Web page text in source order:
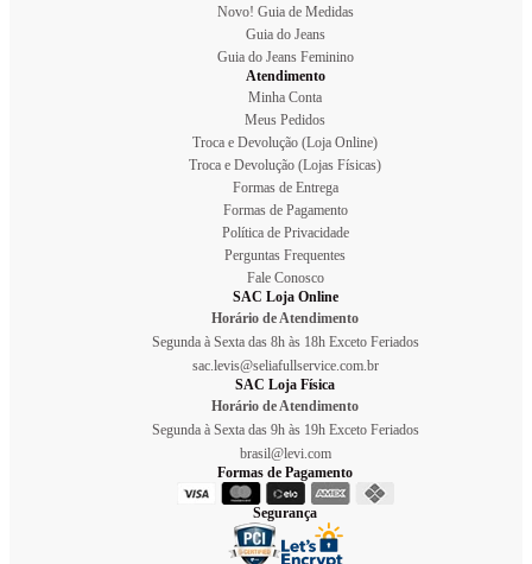
Novo! Guia de Medidas
Guia do Jeans
Guia do Jeans Feminino
Atendimento
Minha Conta
Meus Pedidos
Troca e Devolução (Loja Online)
Troca e Devolução (Lojas Físicas)
Formas de Entrega
Formas de Pagamento
Política de Privacidade
Perguntas Frequentes
Fale Conosco
SAC Loja Online
Horário de Atendimento
Segunda à Sexta das 8h às 18h Exceto Feriados
sac.levis@seliafullservice.com.br
SAC Loja Física
Horário de Atendimento
Segunda à Sexta das 9h às 19h Exceto Feriados
brasil@levi.com
Formas de Pagamento
Segurança